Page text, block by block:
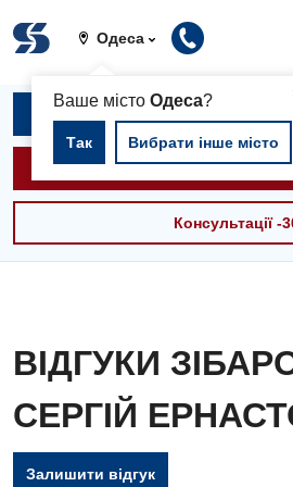
Одеса
Ваше містоОдеса?
Так Вибрати інше місто
Записатися на
Викликати
Консультації -
ВІДГУКИ
СЕРГІЙ
Залишити відгук